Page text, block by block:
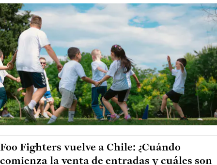
Foo Fighters vuelve a Chile: ¿Cuándo
comienza la venta de entradas y cuáles son